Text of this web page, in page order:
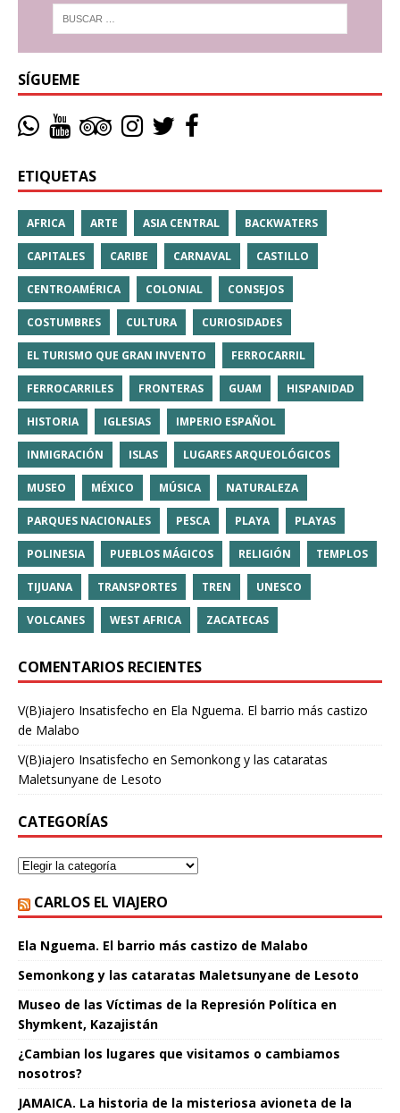
SÍGUEME
ETIQUETAS
AFRICA ARTE ASIA CENTRAL BACKWATERS
CAPITALES CARIBE CARNAVAL CASTILLO
CENTROAMÉRICA COLONIAL CONSEJOS
COSTUMBRES CULTURA CURIOSIDADES
EL TURISMO QUE GRAN INVENTO FERROCARRIL
FERROCARRILES FRONTERAS GUAM HISPANIDAD
HISTORIA IGLESIAS IMPERIO ESPAÑOL
INMIGRACIÓN ISLAS LUGARES ARQUEOLÓGICOS
MUSEO MÉXICO MÚSICA NATURALEZA
PARQUES NACIONALES PESCA PLAYA PLAYAS
POLINESIA PUEBLOS MÁGICOS RELIGIÓN TEMPLOS
TIJUANA TRANSPORTES TREN UNESCO
VOLCANES WEST AFRICA ZACATECAS
COMENTARIOS RECIENTES
V(B)iajero Insatisfecho en Ela Nguema. El barrio más castizo
de Malabo
V(B)iajero Insatisfecho en Semonkong y las cataratas
Maletsunyane de Lesoto
CATEGORÍAS
CARLOS EL VIAJERO
Ela Nguema. El barrio más castizo de Malabo
Semonkong y las cataratas Maletsunyane de Lesoto
Museo de las Víctimas de la Represión Política en
Shymkent, Kazajistán
¿Cambian los lugares que visitamos o cambiamos
nosotros?
JAMAICA. La historia de la misteriosa avioneta de la